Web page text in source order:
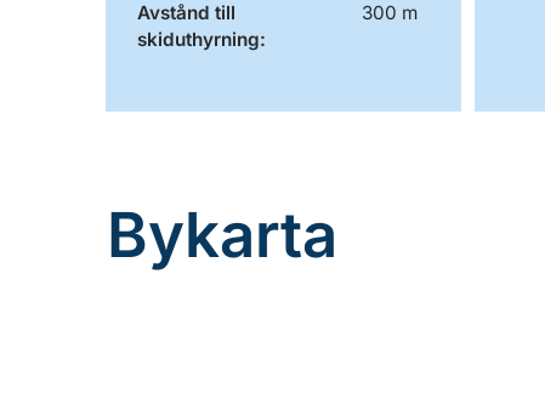
Avstånd till
skiduthyrning:
300 m
Bykarta